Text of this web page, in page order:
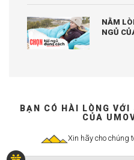
NẰM
NGỦ
BẠN CÓ HÀI LÒNG
CỦA
Xin hãy cho chúng